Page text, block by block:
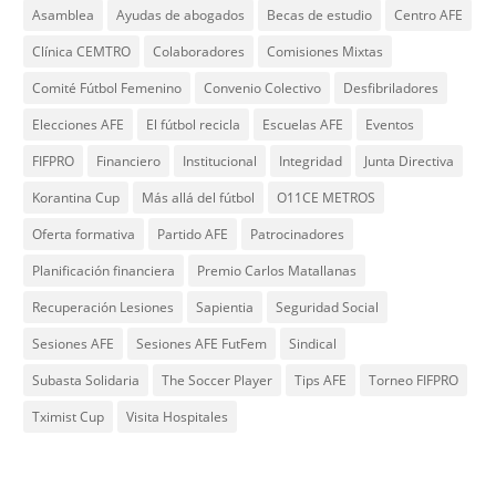
Asamblea
Ayudas de abogados Becas de estudio
Centro AFE
Clínica CEMTRO
Colaboradores
Comisiones Mixtas
Comité Fútbol Femenino
Convenio Colectivo
Desfibriladores
Elecciones AFE
El fútbol recicla Escuelas AFE
Eventos
FIFPRO
Financiero Institucional Integridad
Junta Directiva
Korantina Cup
Más allá del fútbol
O11CE METROS
Oferta formativa
Partido AFE
Patrocinadores
Planificación financiera
Premio Carlos Matallanas
Recuperación Lesiones
Sapientia
Seguridad Social
Sesiones AFE
Sesiones AFE FutFem
Sindical
Subasta Solidaria
The Soccer Player Tips AFE
Torneo FIFPRO
Tximist Cup
Visita Hospitales